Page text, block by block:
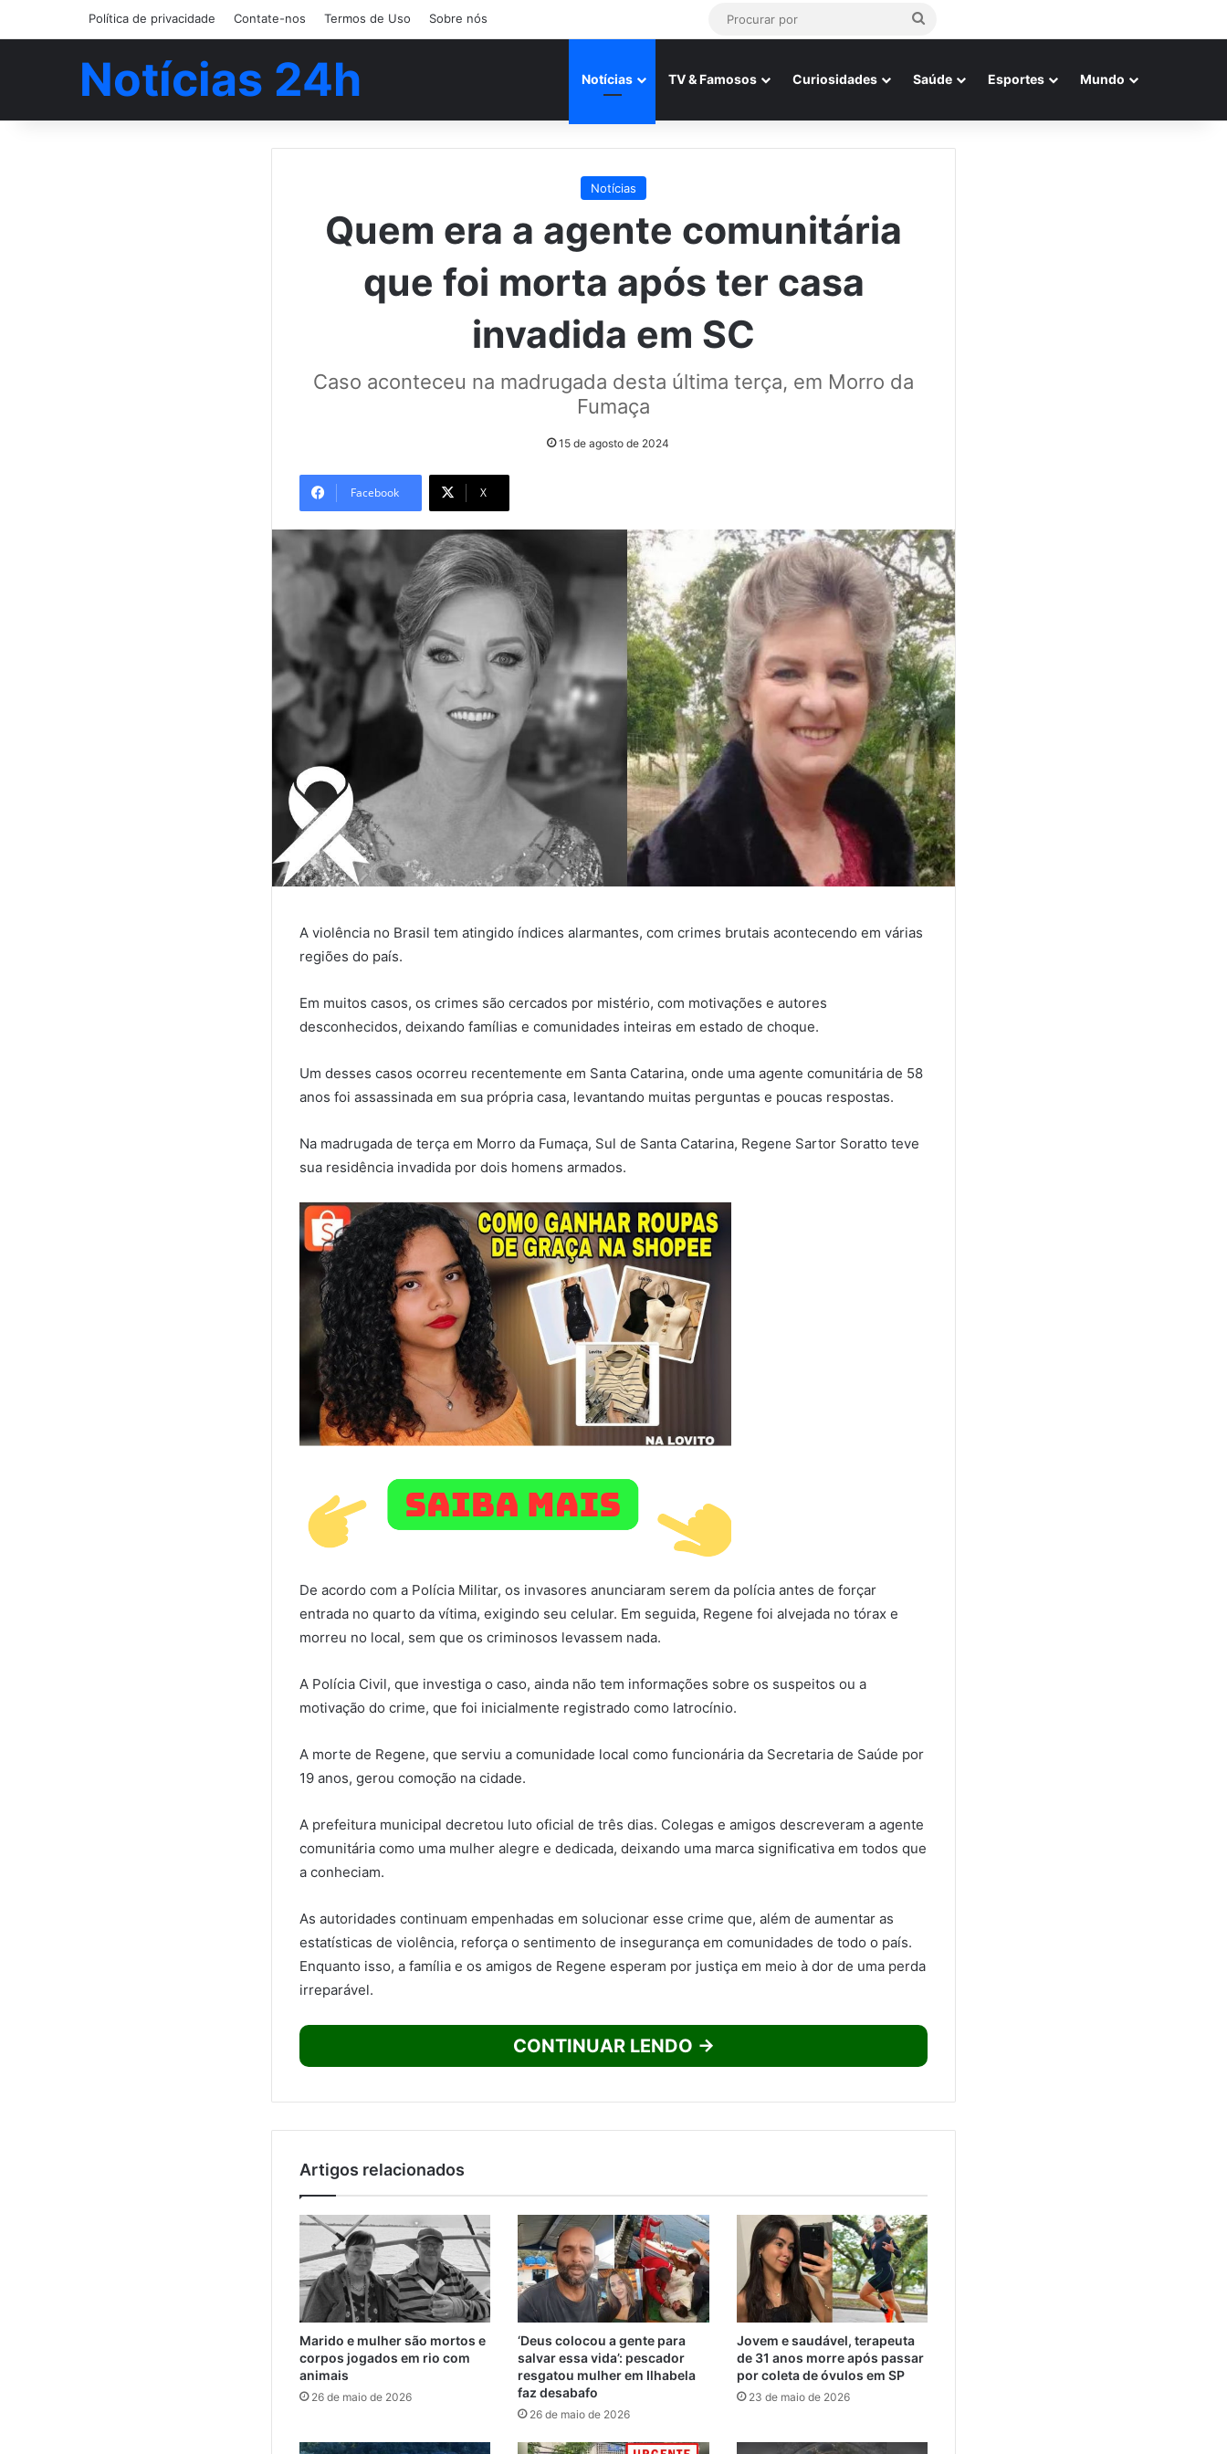
Política de privacidade Contate-nos Termos de Uso Sobre nós
Procurar
Notícias 24h Notícias TV & Famosos Curiosidades Saúde Esportes Mundo
Notícias
Quem era a agente comunitária
que foi morta após ter casa
invadida em SC
Caso aconteceu na madrugada desta última terça, em Morro da
Fumaça
15 de agosto de 2024
Facebook X
A violência no Brasil tem atingido índices alarmantes, com crimes brutais acontecendo em várias
regiões do país.
Em muitos casos, os crimes são cercados por mistério, com motivações e autores
desconhecidos, deixando famílias e comunidades inteiras em estado de choque.
Um desses casos ocorreu recentemente em Santa Catarina, onde uma agente comunitária de 58
anos foi assassinada em sua própria casa, levantando muitas perguntas e poucas respostas.
Na madrugada de terça em Morro da Fumaça, Sul de Santa Catarina, Regene Sartor Soratto teve
sua residência invadida por dois homens armados.
De acordo com a Polícia Militar, os invasores anunciaram serem da polícia antes de forçar
entrada no quarto da vítima, exigindo seu celular. Em seguida, Regene foi alvejada no tórax e
morreu no local, sem que os criminosos levassem nada.
A Polícia Civil, que investiga o caso, ainda não tem informações sobre os suspeitos ou a
motivação do crime, que foi inicialmente registrado como latrocínio.
A morte de Regene, que serviu a comunidade local como funcionária da Secretaria de Saúde por
19 anos, gerou comoção na cidade.
A prefeitura municipal decretou luto oficial de três dias. Colegas e amigos descreveram a agente
comunitária como uma mulher alegre e dedicada, deixando uma marca significativa em todos que
a conheciam.
As autoridades continuam empenhadas em solucionar esse crime que, além de aumentar as
estatísticas de violência, reforça o sentimento de insegurança em comunidades de todo o país.
Enquanto isso, a família e os amigos de Regene esperam por justiça em meio à dor de uma perda
irreparável.
CONTINUAR LENDO →
Artigos relacionados
Marido e mulher são mortos e
corpos jogados em rio com
animais
26 de maio de 2026
‘Deus colocou a gente para
salvar essa vida’: pescador
resgatou mulher em Ilhabela
faz desabafo
26 de maio de 2026
Jovem e saudável, terapeuta
de 31 anos morre após passar
por coleta de óvulos em SP
23 de maio de 2026